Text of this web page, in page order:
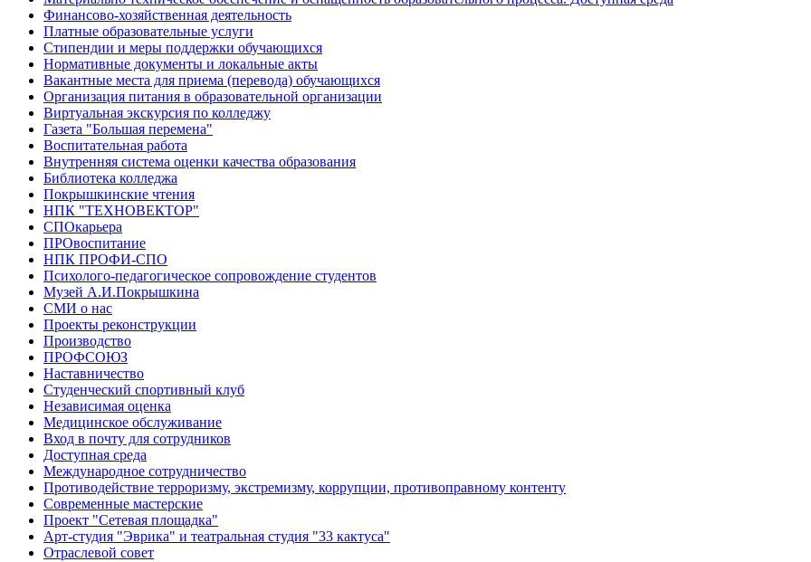
Финансово-хозяйственная деятельность
Платные образовательные услуги
Стипендии и меры поддержки обучающихся
Нормативные документы и локальные акты
Вакантные места для приема (перевода) обучающихся
Организация питания в образовательной организации
Виртуальная экскурсия по колледжу
Газета "Большая перемена"
Воспитательная работа
Внутренняя система оценки качества образования
Библиотека колледжа
Покрышкинские чтения
НПК "ТЕХНОВЕКТОР"
СПОкарьера
ПРОвоспитание
НПК ПРОФИ-СПО
Психолого-педагогическое сопровождение студентов
Музей А.И.Покрышкина
СМИ о нас
Проекты реконструкции
Производство
ПРОФСОЮЗ
Наставничество
Студенческий спортивный клуб
Независимая оценка
Медицинское обслуживание
Вход в почту для сотрудников
Доступная среда
Международное сотрудничество
Противодействие терроризму, экстремизму, коррупции, противоправному контенту
Современные мастерские
Проект "Сетевая площадка"
Арт-студия "Эврика" и театральная студия "33 кактуса"
Отраслевой совет